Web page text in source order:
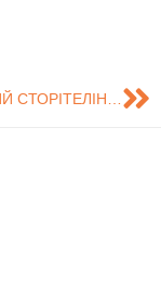
ВІЗУАЛЬНИЙ СТОРІТЕЛІНГ У МЕДІА: ЛЕКЦІЯ-ПРАКТИКУМ ВІД ДЕНИСА КРИВОПИШИНА